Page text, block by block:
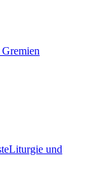
Liturgie und